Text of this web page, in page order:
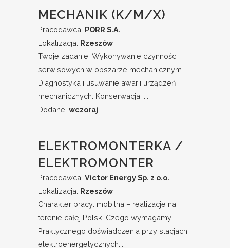
MECHANIK (K/M/X)
Pracodawca: PORR S.A.
Lokalizacja: Rzeszów
Twoje zadanie: Wykonywanie czynności
serwisowych w obszarze mechanicznym.
Diagnostyka i usuwanie awarii urządzeń
mechanicznych. Konserwacja i...
Dodane: wczoraj
ELEKTROMONTERKA /
ELEKTROMONTER
Pracodawca: Victor Energy Sp. z o.o.
Lokalizacja: Rzeszów
Charakter pracy: mobilna – realizacje na
terenie całej Polski Czego wymagamy:
Praktycznego doświadczenia przy stacjach
elektroenergetycznych...